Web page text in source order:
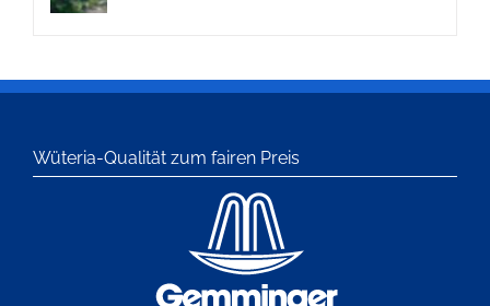
Wüteria-Qualität zum fairen Preis